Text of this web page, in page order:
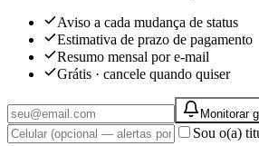
Aviso a cada mudança de status
Estimativa de prazo de pagamento
Resumo mensal por e-mail
Grátis · cancele quando quiser
Monitorar
Sou o(a)